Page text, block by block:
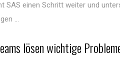
SAS einen Schritt weiter und
...
lösen wichtige